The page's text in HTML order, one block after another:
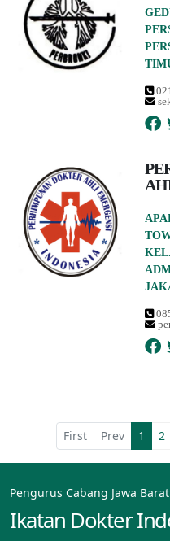
First Prev 1 2
Pengurus Cabang Jawa Barat
Ikatan Dokter